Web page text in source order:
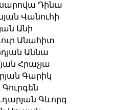
Դինա
Վանուհի
Անի
Անահիտ
Աննա
Հրաչյա
Գարիկ
Գևորգ